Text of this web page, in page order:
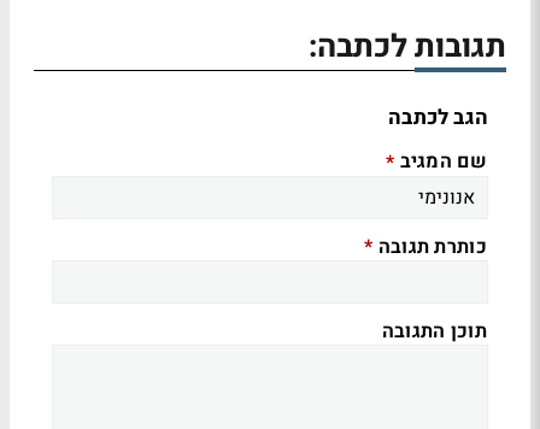
תגובות לכתבה:
הגב לכתבה
שם המגיב *
כותרת תגובה *
תוכן התגובה